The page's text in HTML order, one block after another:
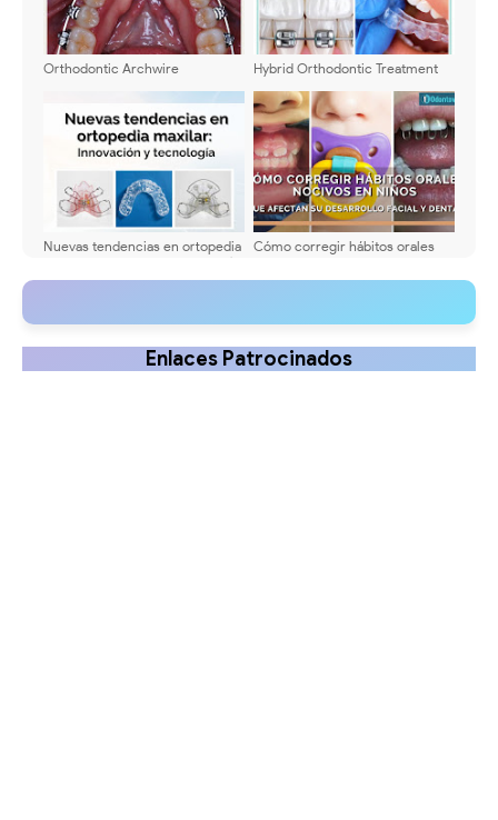
Orthodontic Archwire
Hybrid Orthodontic Treatment
Patient Guide
Nuevas tendencias en ortopedia
maxilar: Innovación y tecnología
Cómo corregir hábitos orales
desarrollo facial y dental
Enlaces Patrocinados